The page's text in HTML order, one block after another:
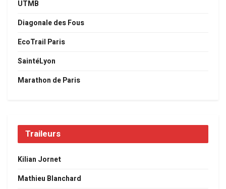
UTMB
Diagonale des Fous
EcoTrail Paris
SaintéLyon
Marathon de Paris
Traileurs
Kilian Jornet
Mathieu Blanchard